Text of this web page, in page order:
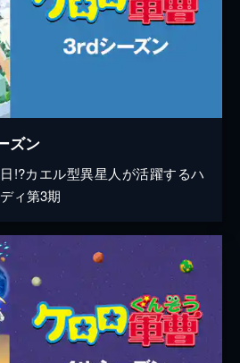
ズン
!?カエル型異星人が活躍するハ
ィ第3期